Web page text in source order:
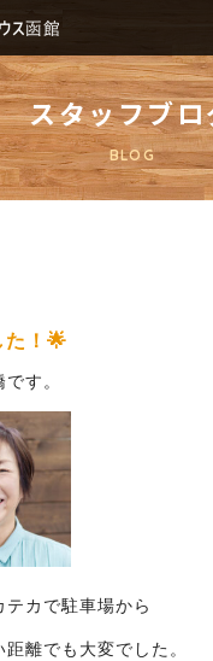
スタッフブ
BLOG
た！🌟
す。
カで駐車場から
離でも大変でした。